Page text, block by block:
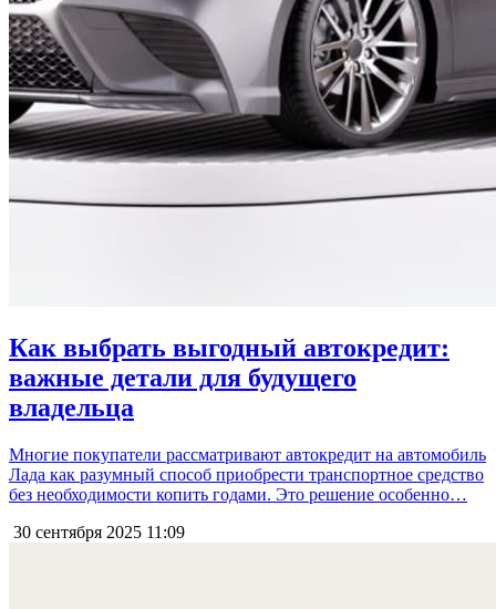
Как выбрать выгодный автокредит:
важные детали для будущего
владельца
Многие покупатели рассматривают автокредит на автомобиль
Лада как разумный способ приобрести транспортное средство
без необходимости копить годами. Это решение особенно…
30 сентября 2025 11:09